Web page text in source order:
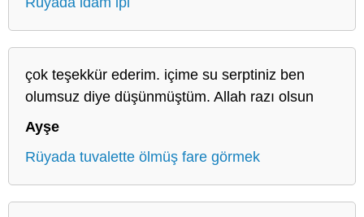
çok teşekkür ederim. içime su serptiniz ben
olumsuz diye düşünmüştüm. Allah razı olsun
Ayşe
Rüyada tuvalette ölmüş fare görmek